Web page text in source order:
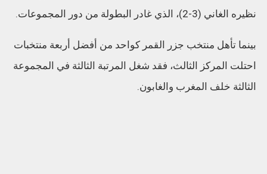
نظيره الغاني (3-2)، الذي غادر البطولة من دور المجموعات.
بينما تأهل منتخب جزر القمر كواحد من أفضل أربعة منتخبات
احتلت المركز الثالث، فقد شغل المرتبة الثالثة في المجموعة
الثالثة خلف المغرب والغابون.